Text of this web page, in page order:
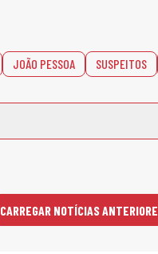
JOÃO PESSOA SUSPEITOS
CARREGAR NOTÍCIAS